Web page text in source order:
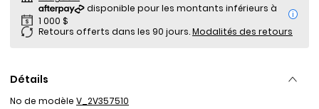
i
Retours offerts dans les 90 jours.Modalités des retours
Détails
No de modèle V_2V357510